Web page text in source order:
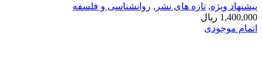
پیشنهاد ویژه, تازه های نشر , روانشناسی و فلسفه
1,400,000 ریال
اتمام موجودی